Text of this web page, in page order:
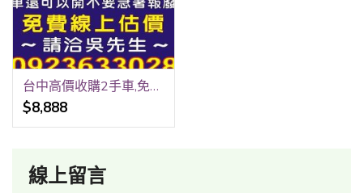
台中高價收購2手車,免費線上報價,到府收購,請洽0923-633028吳先生
$8,888
線上留言